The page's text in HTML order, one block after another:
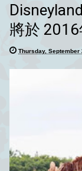
將於 2016
Thursday, September